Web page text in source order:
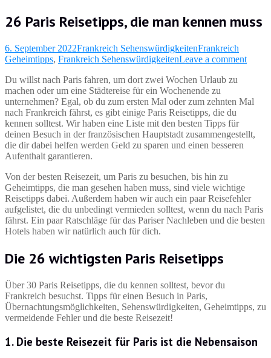
26 Paris Reisetipps, die man kennen muss
6. September 2022Frankreich SehenswürdigkeitenFrankreich
Geheimtipps, Frankreich SehenswürdigkeitenLeave a comment
Du willst nach Paris fahren, um dort zwei Wochen Urlaub zu
machen oder um eine Städtereise für ein Wochenende zu
unternehmen? Egal, ob du zum ersten Mal oder zum zehnten Mal
nach Frankreich fährst, es gibt einige Paris Reisetipps, die du
kennen solltest. Wir haben eine Liste mit den besten Tipps für
deinen Besuch in der französischen Hauptstadt zusammengestellt,
die dir dabei helfen werden Geld zu sparen und einen besseren
Aufenthalt garantieren.
Von der besten Reisezeit, um Paris zu besuchen, bis hin zu
Geheimtipps, die man gesehen haben muss, sind viele wichtige
Reisetipps dabei. Außerdem haben wir auch ein paar Reisefehler
aufgelistet, die du unbedingt vermieden solltest, wenn du nach Paris
fährst. Ein paar Ratschläge für das Pariser Nachleben und die besten
Hotels haben wir natürlich auch für dich.
Die 26 wichtigsten Paris Reisetipps
Über 30 Paris Reisetipps, die du kennen solltest, bevor du
Frankreich besuchst. Tipps für einen Besuch in Paris,
Übernachtungsmöglichkeiten, Sehenswürdigkeiten, Geheimtipps, zu
vermeidende Fehler und die beste Reisezeit!
1. Die beste Reisezeit für Paris ist die Nebensaison